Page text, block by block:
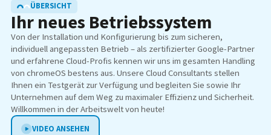
ÜBERSICHT
Ihr neues Betriebssystem
Von der Installation und Konfigurierung bis zum sicheren,
individuell angepassten Betrieb – als zertifizierter Google-Partner
und erfahrene Cloud-Profis kennen wir uns im gesamten Handling
von chromeOS bestens aus. Unsere Cloud Consultants stellen
Ihnen ein Testgerät zur Verfügung und begleiten Sie sowie Ihr
Unternehmen auf dem Weg zu maximaler Effizienz und Sicherheit.
Willkommen in der Arbeitswelt von heute!
VIDEO ANSEHEN